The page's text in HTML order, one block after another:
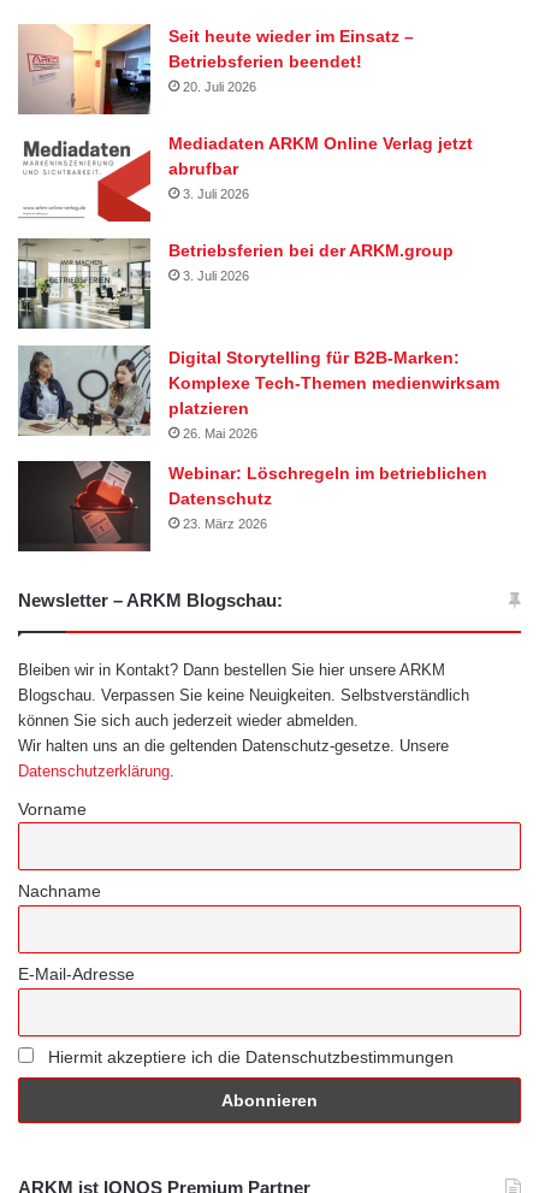
Seit heute wieder im Einsatz –
Betriebsferien beendet!
20. Juli 2026
Mediadaten ARKM Online Verlag jetzt
abrufbar
3. Juli 2026
Betriebsferien bei der ARKM.group
3. Juli 2026
Digital Storytelling für B2B-Marken:
Komplexe Tech-Themen medienwirksam
platzieren
26. Mai 2026
Webinar: Löschregeln im betrieblichen
Datenschutz
23. März 2026
Newsletter – ARKM Blogschau:
Bleiben wir in Kontakt? Dann bestellen Sie hier unsere ARKM
Blogschau. Verpassen Sie keine Neuigkeiten. Selbstverständlich
können Sie sich auch jederzeit wieder abmelden.
Wir halten uns an die geltenden Datenschutz-gesetze. Unsere
Datenschutzerklärung
Vorname
Nachname
E-Mail-Adresse
Hiermit akzeptiere ich die Datenschutzbestimmungen
ARKM ist IONOS Premium Partner